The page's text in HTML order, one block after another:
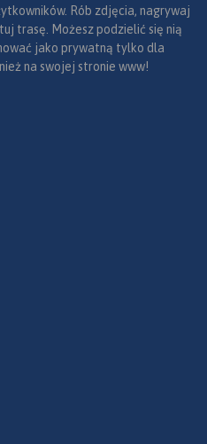
Rób zdjęcia, nagrywaj
trasę. Możesz podzielić się nią
jako prywatną tylko dla
na swojej stronie www!